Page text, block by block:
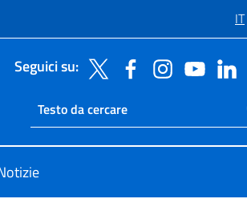
IT
Seguici su:
Ricerca sito live
Cerca nel sito